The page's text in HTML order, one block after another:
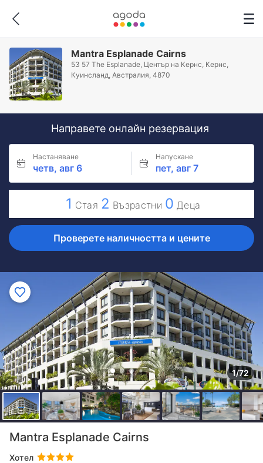
Mantra Esplanade Cairns
53 57 The Esplanade, Център на Кернс, Кeрнс,
Куинсланд, Австралия, 4870
Направете онлайн резервация
Настаняване
четв, авг 6
Напускане
пет, авг 7
1 Стая 2 Възрастни 0 Деца
Проверете наличността и цените
1/72
Mantra Esplanade Cairns
Хотел